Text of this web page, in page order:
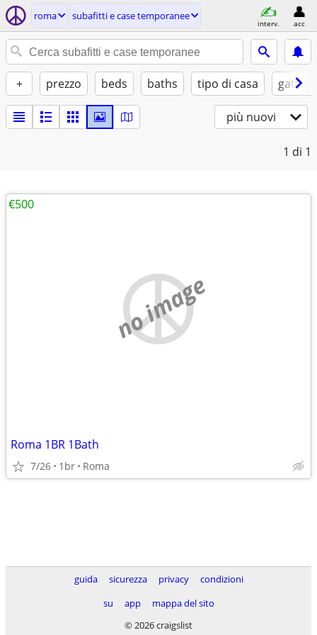
roma subafitti e case temporanee
interv. acc
+ prezzo beds baths tipo di casa gatti sì
più nuovi
1 di 1
no image
Roma 1BR 1Bath
7/26 1br Roma
€500
guida sicurezza privacy
condizioni
su
app
mappa del sito
© 2026 craigslist